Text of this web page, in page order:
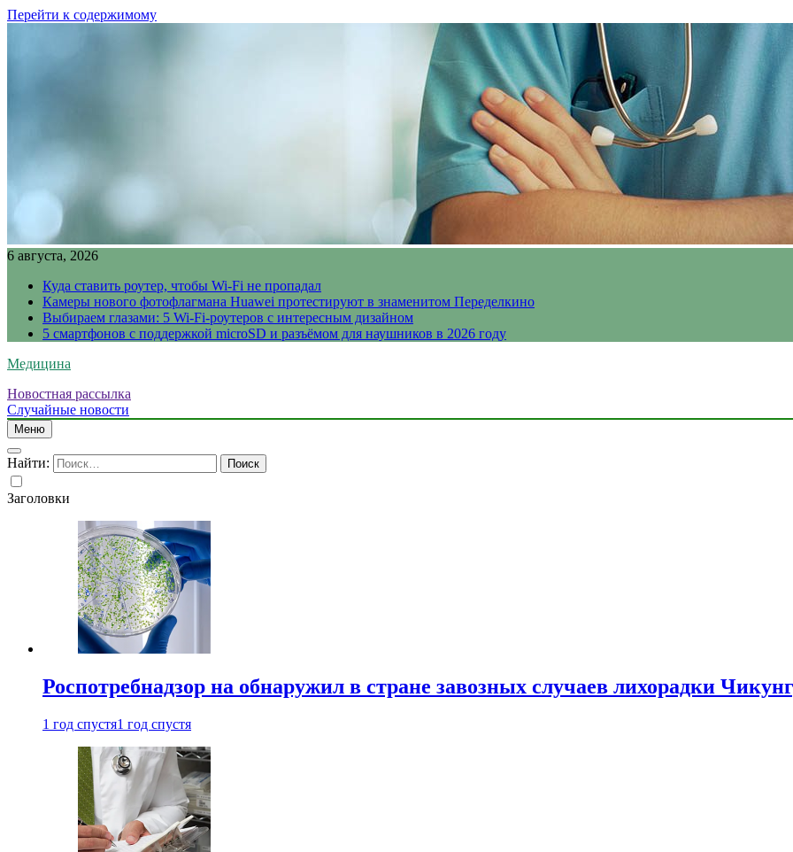
Перейти к содержимому
6 августа, 2026
Куда ставить роутер, чтобы Wi-Fi не пропадал
Камеры нового фотофлагмана Huawei протестируют в знаменитом Переделкино
Выбираем глазами: 5 Wi-Fi-роутеров с интересным дизайном
5 смартфонов с поддержкой microSD и разъёмом для наушников в 2026 году
Медицина
Новостная рассылка
Случайные новости
Меню
Найти:
Заголовки
Роспотребнадзор на обнаружил в стране завозных случаев лихорадки
1 год спустя1 год спустя